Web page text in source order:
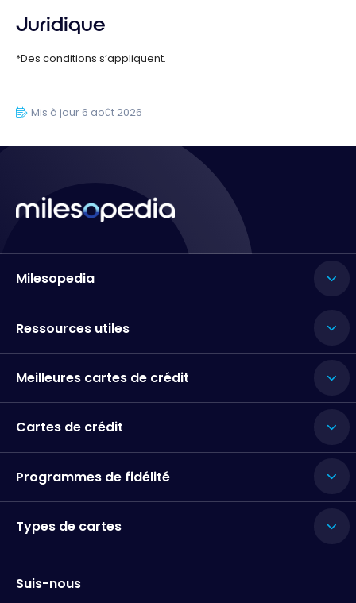
Juridique
*Des conditions s’appliquent.
Mis à jour 6 août 2026
Milesopedia
Ressources utiles
Meilleures cartes de crédit
Cartes de crédit
Programmes de fidélité
Types de cartes
Suis-nous